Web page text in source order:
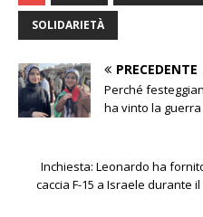
SOLIDARIETÀ
PRECEDENTE
Perché
ha vinto la guerra
Inchiesta: Leonardo ha
caccia F-15 a Israele durante